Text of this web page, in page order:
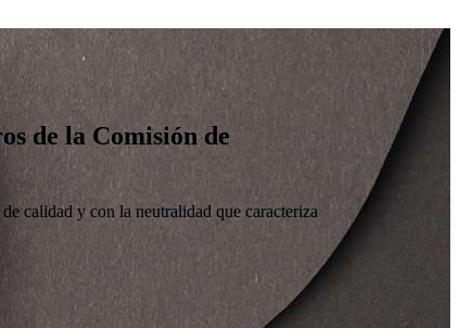
de la Comisión de
calidad y con la neutralidad que caracteriza